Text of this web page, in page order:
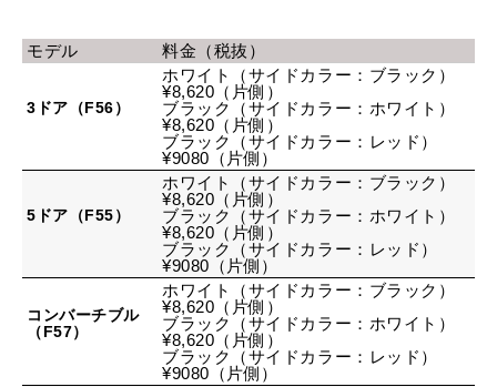
モデル 料金（税抜）
3ドア（F56）
ホワイト（サイドカラー：ブラック）
¥8,620（片側）
ブラック（サイドカラー：ホワイト）
¥8,620（片側）
ブラック（サイドカラー：レッド）
¥9080（片側）
5ドア（F55）
ホワイト（サイドカラー：ブラック）
¥8,620（片側）
ブラック（サイドカラー：ホワイト）
¥8,620（片側）
ブラック（サイドカラー：レッド）
¥9080（片側）
コンバーチブル
（F57）
ホワイト（サイドカラー：ブラック）
¥8,620（片側）
ブラック（サイドカラー：ホワイト）
¥8,620（片側）
ブラック（サイドカラー：レッド）
¥9080（片側）